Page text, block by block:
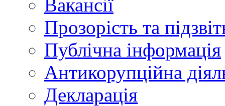
Вакансії
Прозорість та
Публічна інформація
Антикорупційна
Декларація